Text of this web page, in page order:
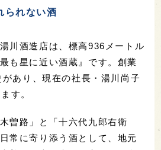
られない酒
川酒造店は、標高936メートル
も星に近い酒蔵』です。創業
あり、現在の社長・湯川尚子
す。
曽路」と「十六代九郎右衛
常に寄り添う酒として、地元